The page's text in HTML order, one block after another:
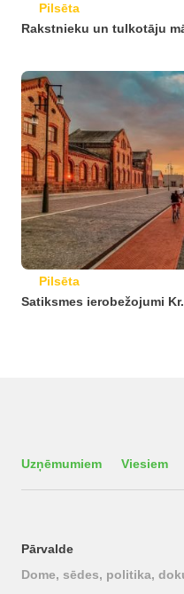
Pilsēta
Rakstnieku un tulkotāju
Pilsēta
Satiksmes ierobežojumi
Uzņēmumiem Viesiem
Pārvalde
Dome, sēdes, politika,